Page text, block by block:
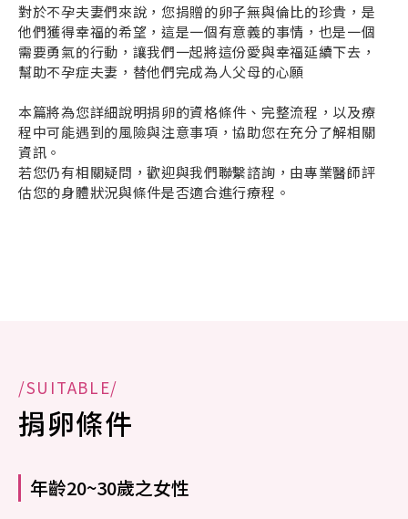
對於不孕夫妻們來說，您捐贈的卵子無與倫比的珍貴，是
他們獲得幸福的希望，這是一個有意義的事情，也是一個
需要勇氣的行動，讓我們一起將這份愛與幸福延續下去，
幫助不孕症夫妻，替他們完成為人父母的心願
本篇將為您詳細說明捐卵的資格條件、完整流程，以及療
程中可能遇到的風險與注意事項，協助您在充分了解相關
資訊。
若您仍有相關疑問，歡迎與我們聯繫諮詢，由專業醫師評
估您的身體狀況與條件是否適合進行療程。
/SUITABLE/
捐卵條件
年齡20~30歲之女性